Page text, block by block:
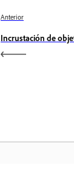
Anterior
Incrustación de